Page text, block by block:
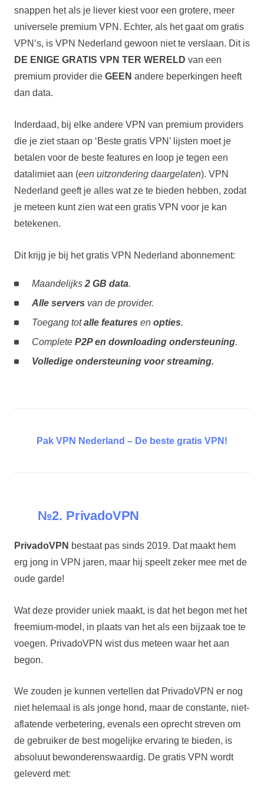
snappen het als je liever kiest voor een grotere, meer
universele premium VPN. Echter, als het gaat om gratis
VPN’s, is VPN Nederland gewoon niet te verslaan. Dit is
DE ENIGE GRATIS VPN TER WERELD van een
premium provider die GEEN andere beperkingen heeft
dan data.
Inderdaad, bij elke andere VPN van premium providers
die je ziet staan op ‘Beste gratis VPN’ lijsten moet je
betalen voor de beste features en loop je tegen een
datalimiet aan (een uitzondering daargelaten). VPN
Nederland geeft je alles wat ze te bieden hebben, zodat
je meteen kunt zien wat een gratis VPN voor je kan
betekenen.
Dit krijg je bij het gratis VPN Nederland abonnement:
Maandelijks 2 GB data.
Alle servers van de provider.
Toegang totalle features en opties.
Complete P2P en downloading ondersteuning.
Volledige ondersteuning voor streaming.
Pak VPN Nederland – De beste gratis VPN!
№2. PrivadoVPN
PrivadoVPN bestaat pas sinds 2019. Dat maakt hem
erg jong in VPN jaren, maar hij speelt zeker mee met de
oude garde!
Wat deze provider uniek maakt, is dat het begon met het
freemium-model, in plaats van het als een bijzaak toe te
voegen. PrivadoVPN wist dus meteen waar het aan
begon.
We zouden je kunnen vertellen dat PrivadoVPN er nog
niet helemaal is als jonge hond, maar de constante, niet-
aflatende verbetering, evenals een oprecht streven om
de gebruiker de best mogelijke ervaring te bieden, is
absoluut bewonderenswaardig. De gratis VPN wordt
geleverd met: